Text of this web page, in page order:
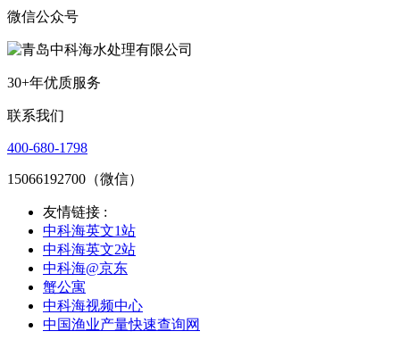
微信公众号
30+年优质服务
联系我们
400-680-1798
15066192700（微信）
友情链接 :
中科海英文1站
中科海英文2站
中科海@京东
蟹公寓
中科海视频中心
中国渔业产量快速查询网